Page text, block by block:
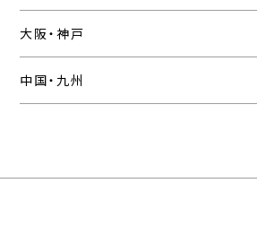
大阪・神戸
中国・九州